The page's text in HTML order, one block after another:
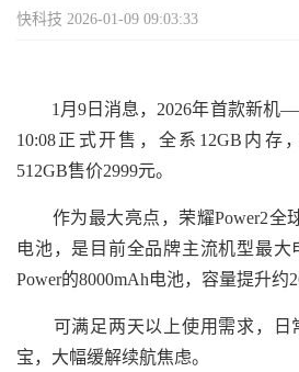
快科技 2026-01-09 09:03:33
1月9日消息，2026年首款新机
10:08正式开售，全系12GB内存
512GB售价2999元。
作为最大亮点，荣耀Power2全球
电池，是目前全品牌主流机型最大
Power的8000mAh电池，容量提升约
可满足两天以上使用需求，日
宝，大幅缓解续航焦虑。